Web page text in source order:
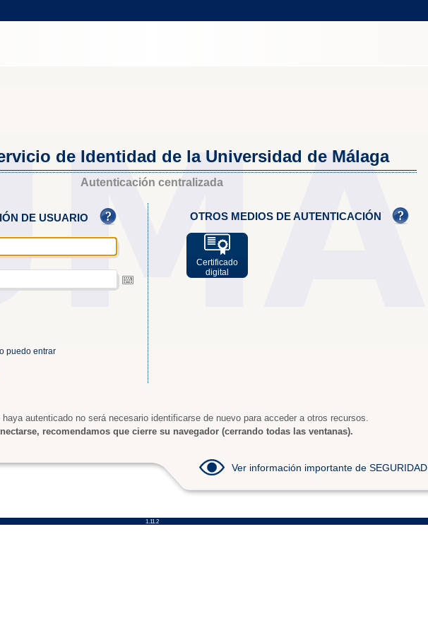
de Identidad de la Universidad de Málaga
Autenticación centralizada
DE USUARIO
puedo entrar
OTROS MEDIOS DE AUTENTICACIÓN
Certificado
digital
autenticado no será necesario identificarse de nuevo para acceder a otros recursos.
recomendamos que cierre su navegador (cerrando todas las ventanas).
Ver información importante de SEGURIDAD
1.11.2